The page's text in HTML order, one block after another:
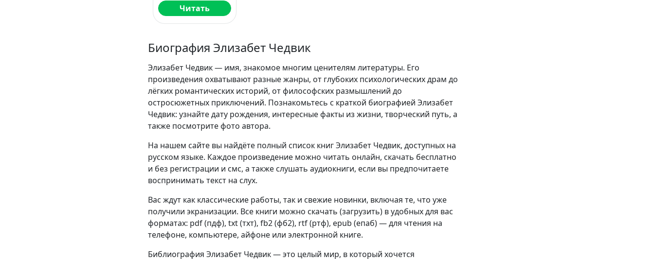
Читать
Биография Элизабет Чедвик
Элизабет Чедвик — имя, знакомое многим ценителям литературы. Его
произведения охватывают разные жанры, от глубоких психологических драм до
лёгких романтических историй, от философских размышлений до
остросюжетных приключений. Познакомьтесь с краткой биографией Элизабет
Чедвик: узнайте дату рождения, интересные факты из жизни, творческий путь, а
также посмотрите фото автора.
На нашем сайте вы найдёте полный список книг Элизабет Чедвик, доступных на
русском языке. Каждое произведение можно читать онлайн, скачать бесплатно
и без регистрации и смс, а также слушать аудиокниги, если вы предпочитаете
воспринимать текст на слух.
Вас ждут как классические работы, так и свежие новинки, включая те, что уже
получили экранизации. Все книги можно скачать (загрузить) в удобных для вас
форматах: pdf (пдф), txt (тхт), fb2 (фб2), rtf (ртф), epub (епаб) — для чтения на
телефоне, компьютере, айфоне или электронной книге.
Библиография Элизабет Чедвик — это целый мир, в который хочется